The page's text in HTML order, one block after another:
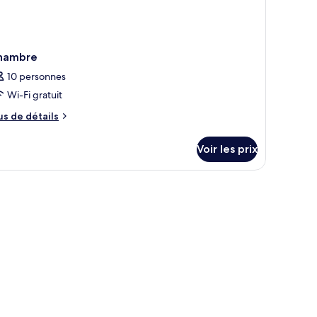
10 personnes
Wi-Fi gratuit
de détails
Voir les prix